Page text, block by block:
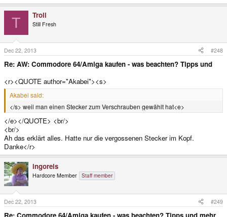
T Troll
Still Fresh
Dec 22, 2013 #248
Re: AW: Commodore 64/Amiga kaufen - was beachten? Tipps und
<r><QUOTE author="Akabei"><s>
Akabei said:
</s> weil man einen Stecker zum Verschrauben gewählt hat<e>
</e></QUOTE> <br/>
<br/>
Ah das erklärt alles. Hatte nur die vergossenen Stecker im Kopf.
Danke</r>
ingoreis
Hardcore Member Staff member
Dec 22, 2013 #249
Re: Commodore 64/Amiga kaufen - was beachten? Tipps und mehr